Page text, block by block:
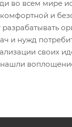
во всем мире
и
и нужд
своих